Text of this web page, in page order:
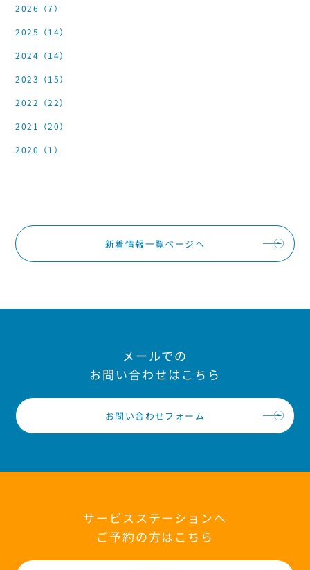
2026（7）
2025（14）
2024（14）
2023（15）
2022（22）
2021（20）
2020（1）
新着情報一覧ページへ
メールでの
お問い合わせはこちら
お問い合わせフォーム
サービスステーションへ
ご予約の方はこちら